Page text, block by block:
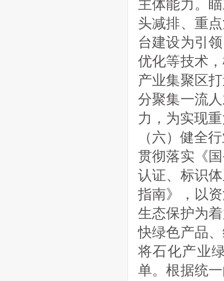
主体能力。
头减排、重
台建设为引
优化等技术
产业集聚区
分聚集一流
力，为实现
（六）健全
贯彻落实《
认证、标识
指南》，以
生态保护为
快绿色产品
将石化产业
单。根据统